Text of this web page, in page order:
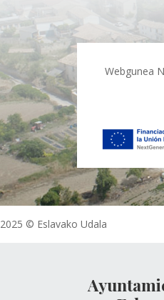
Webgunea
2025 © Eslavako Udala